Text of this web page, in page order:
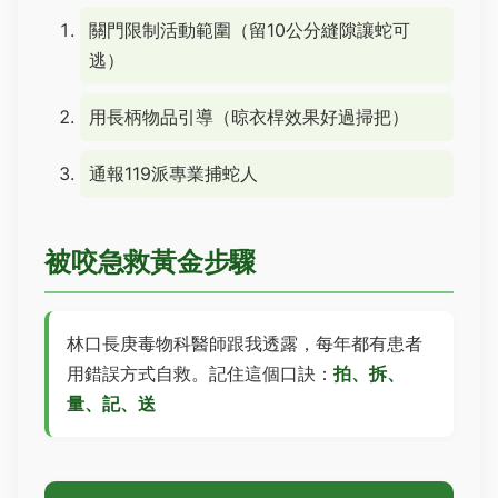
關門限制活動範圍（留10公分縫隙讓蛇可
逃）
用長柄物品引導（晾衣桿效果好過掃把）
通報119派專業捕蛇人
被咬急救黃金步驟
林口長庚毒物科醫師跟我透露，每年都有患者
用錯誤方式自救。記住這個口訣： 拍、拆、
量、記、送